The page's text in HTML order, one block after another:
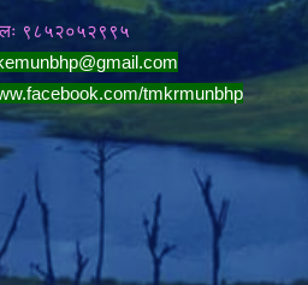
९८५२०५२९९५
tmkrmunbhp